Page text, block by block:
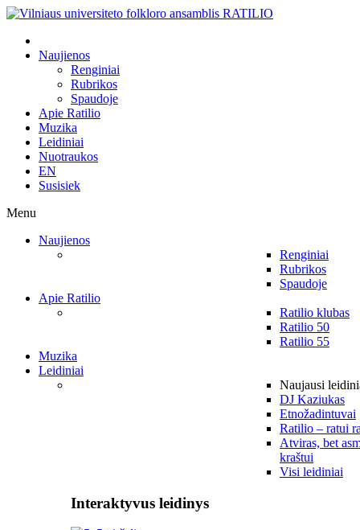
Naujienos
Renginiai
Rubrikos
Spaudoje
Apie Ratilio
Muzika
Leidiniai
Nuotraukos
EN
Susisiek
Menu
Naujienos
Renginiai
Rubrikos
Spaudoje
Apie Ratilio
Ratilio klubas
Ratilio 50
Ratilio 55
Muzika
Leidiniai
Naujausi
DJ Kaziukas
Etnožadintuvai
Ratilio – ratui
Atviras, bet
kraštui
Visi leidiniai
Interaktyvus leidinys